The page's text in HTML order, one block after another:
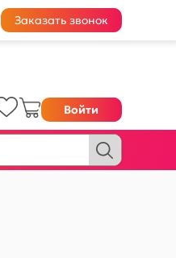
Заказать звонок
Войти